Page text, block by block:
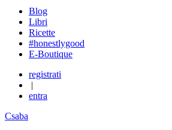
Blog
Libri
Ricette
#honestlygood
E-Boutique
registrati
|
entra
Csaba